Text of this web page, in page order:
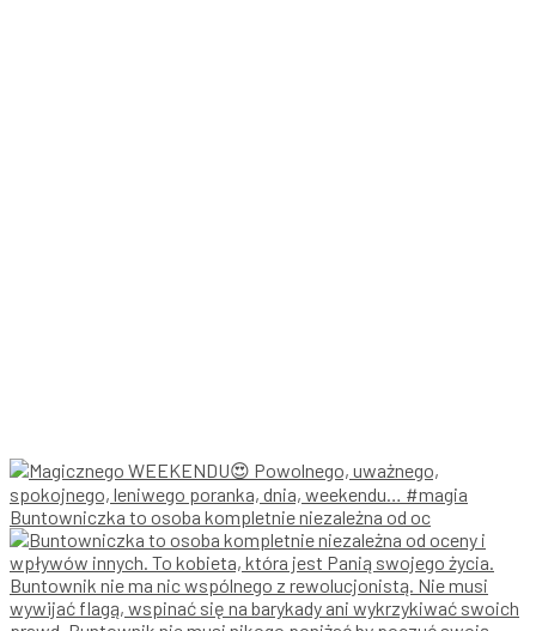
Buntowniczka to osoba kompletnie niezależna od oc